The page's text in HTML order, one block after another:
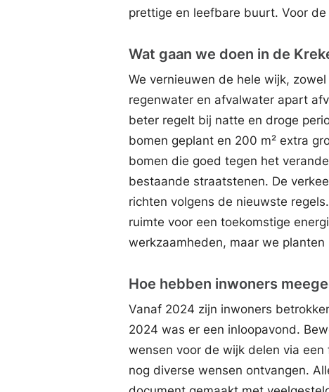
prettige en leefbare buurt. Voor
Wat gaan we doen in de
We vernieuwen de hele wijk,
regenwater en afvalwater apart
beter regelt bij natte en droge
bomen geplant en 200 m² extra
bomen die goed tegen het
bestaande straatstenen. De
richten volgens de nieuwste
ruimte voor een toekomstige
werkzaamheden, maar we
Hoe hebben inwoners
Vanaf 2024 zijn inwoners
2024 was er een inloopavond.
wensen voor de wijk delen via
nog diverse wensen ontvangen.